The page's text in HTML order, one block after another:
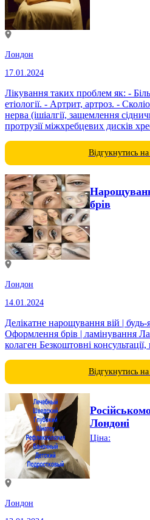
Лондон
17.01.2024
Лікування таких проблем як: -
етіології. - Артрит, артроз. -
нерва (ішіалгії, защемлення
протрузії міжхребцевих дисків
Відгукнутись
брів
Лондон
14.01.2024
Делікатне нарощування вій |
Оформлення брів | ламінування
колаген Безкоштовні
Відгукнутись
Лондоні
Ціна:
Лондон